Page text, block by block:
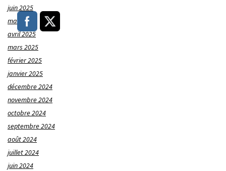
juin 2025
mai 2025
avril 2025
mars 2025
février 2025
janvier 2025
décembre 2024
novembre 2024
octobre 2024
septembre 2024
août 2024
juillet 2024
juin 2024